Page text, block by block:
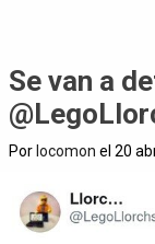
Se van a
Por locomon el 20